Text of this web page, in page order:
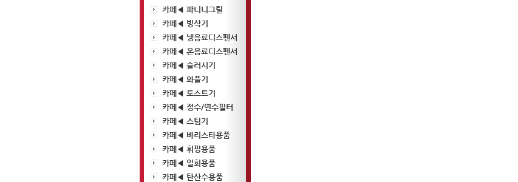
카페◀ 파니니그릴
카페◀ 빙삭기
카페◀ 냉음료디스펜서
카페◀ 온음료디스펜서
카페◀ 슬러시기
카페◀ 와플기
카페◀ 토스트기
카페◀ 정수/연수필터
카페◀ 스팀기
카페◀ 바리스타용품
카페◀ 휘핑용품
카페◀ 일회용품
카페◀ 탄산수용품